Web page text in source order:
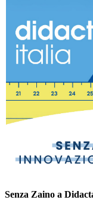
Senza Zaino a